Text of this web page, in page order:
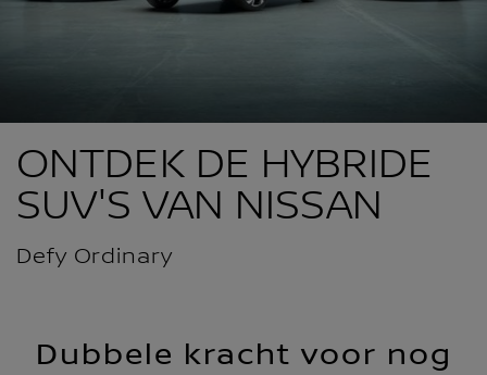
ONTDEK DE HYBRIDE
SUV'S VAN NISSAN
Defy Ordinary
Dubbele kracht voor nog